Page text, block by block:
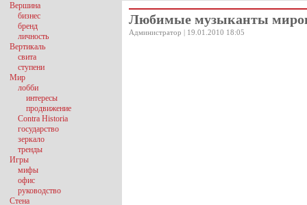
Любимые музыканты
Администратор | 19.01.2010 18:05
Вершина
бизнес
бренд
личность
Вертикаль
свита
ступени
Мир
лобби
интересы
продвижение
Contra Historia
государство
зеркало
тренды
Игры
мифы
офис
руководство
Стена